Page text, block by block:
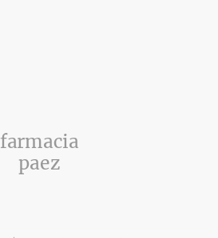
farmacia
paez